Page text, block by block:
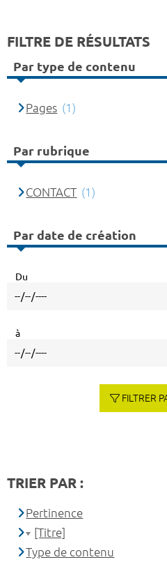
FILTRE DE RÉSULTATS
Par type de contenu
Pages (1)
Par rubrique
CONTACT (1)
Par date de création
Du
à
FILTRER
TRIER PAR :
Pertinence
[Titre]
Type de contenu